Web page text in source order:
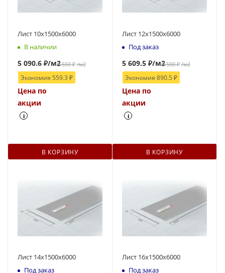
Лист 10х1500х6000
В наличии
5 650₽ /м2
5 090.6 ₽/м2
Экономия 559.3 ₽
Цена по
акции
i
В КОРЗИНУ
Лист 12х1500х6000
Под заказ
6 500₽ /м2
5 609.5 ₽/м2
Экономия 890.5 ₽
Цена по
акции
i
В КОРЗИНУ
Лист 14х1500х6000
Под заказ
Лист 16х1500х6000
Под заказ